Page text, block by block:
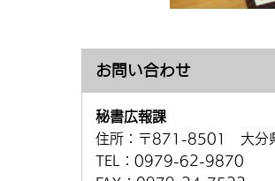
お問い合わせ
秘書広報課
住所： 〒871-8501 大分
TEL： 0979-62-9870